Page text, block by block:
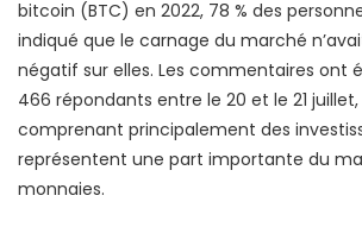
bitcoin (BTC) en 2022, 78 % des
indiqué que le carnage du marché
négatif sur elles. Les commentaires ont
466 répondants entre le 20 et le 21
comprenant principalement des
représentent une part importante du
monnaies.